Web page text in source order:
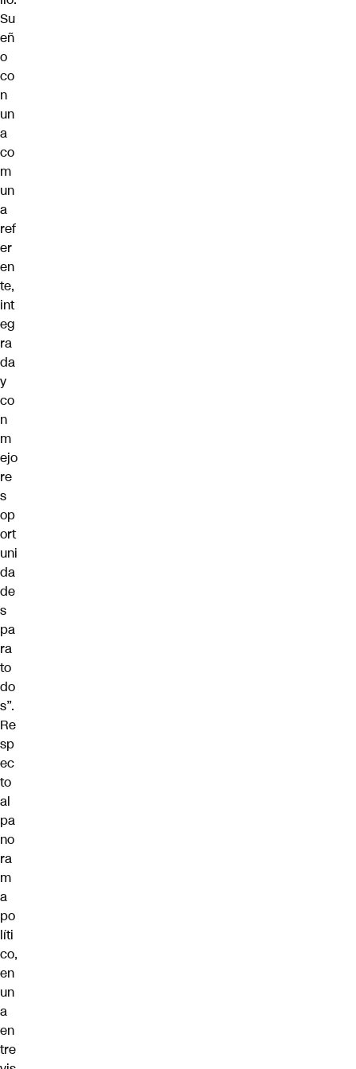
Su
eñ
o
co
n
un
a
co
m
un
a
ref
er
en
te,
int
eg
ra
da
y
co
n
m
ejo
re
s
op
ort
uni
da
de
s
pa
ra
to
do
s”.
Re
sp
ec
to
al
pa
no
ra
m
a
po
líti
co,
en
un
a
en
tre